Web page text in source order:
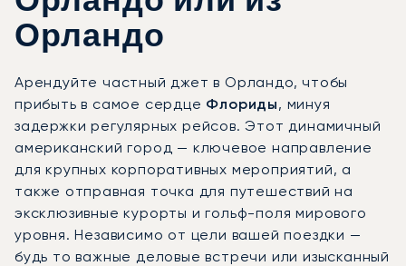
Орландо
Арендуйте частный джет в Орландо, чтобы
прибыть в самое сердце Флориды, минуя
задержки регулярных рейсов. Этот динамичный
американский город — ключевое направление
для крупных корпоративных мероприятий, а
также отправная точка для путешествий на
эксклюзивные курорты и гольф-поля мирового
уровня. Независимо от цели вашей поездки —
будь то важные деловые встречи или изысканный